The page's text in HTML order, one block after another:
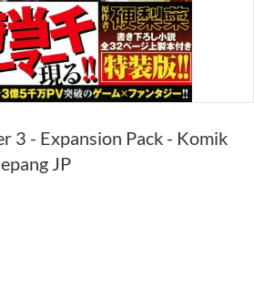
3 - Expansion Pack - Komik
JP